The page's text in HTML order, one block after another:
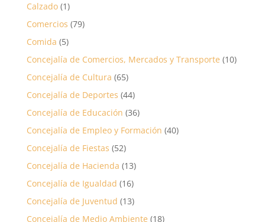
Calzado(1)
Comercios (79)
Comida (5)
Concejalía de Comercios, Mercados y Transporte (10)
Concejalía de Cultura (65)
Concejalía de Deportes (44)
Concejalía de Educación (36)
Concejalía de Empleo y Formación (40)
Concejalía de Fiestas (52)
Concejalía de Hacienda (13)
Concejalía de Igualdad (16)
Concejalía de Juventud (13)
Concejalía de Medio Ambiente (18)